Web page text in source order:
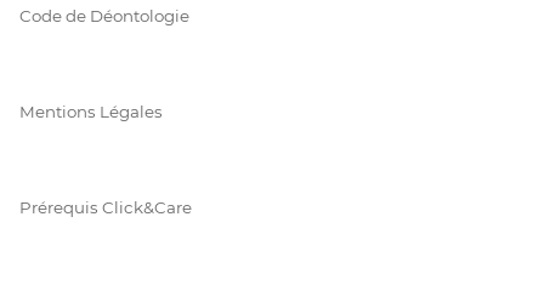
Code de Déontologie
Mentions Légales
Prérequis Click&Care